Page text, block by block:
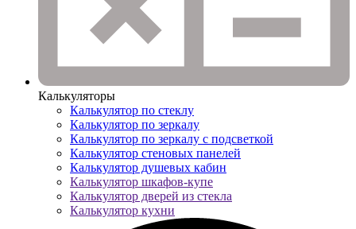
Калькуляторы
Калькулятор по стеклу
Калькулятор по зеркалу
Калькулятор по зеркалу с подсветкой
Калькулятор стеновых панелей
Калькулятор душевых кабин
Калькулятор шкафов-купе
Калькулятор дверей из стекла
Калькулятор кухни